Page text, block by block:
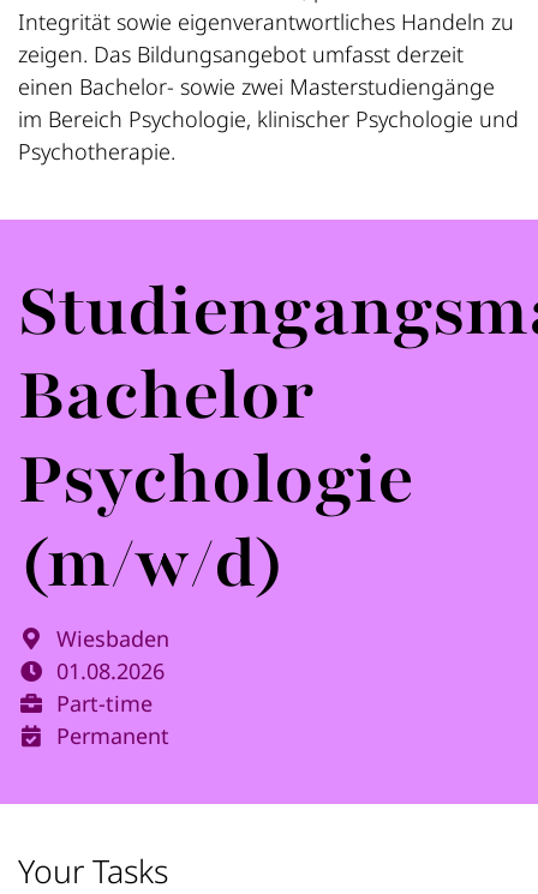
Bachelor
Psychologie
(m/w/d)
Wiesbaden
01.08.2026
Part-time
Permanent
Integrität sowie eigenverantwortliches Handeln zu
zeigen. Das Bildungsangebot umfasst derzeit
einen Bachelor- sowie zwei Masterstudiengänge
im Bereich Psychologie, klinischer Psychologie und
Psychotherapie.
Your Tasks